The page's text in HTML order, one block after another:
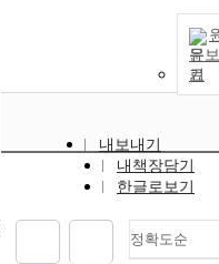
was 6.1 cm
2.5 to 13.6
The most
anatomical
femur (seven
cases), and
cases
the ilium and
scapula. Visual
문보
기
내보내기
내책장담기
한글로보기
정확도순